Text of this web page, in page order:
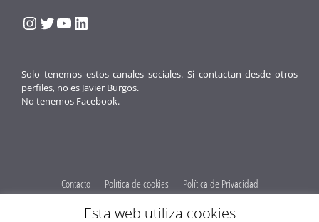
Instagram
Twitter
YouTube
LinkedIn
Solo tenemos estos canales sociales. Si contactan desde otros
perfiles, no es Javier Burgos.
No tenemos Facebook.
Contacto Política de cookies
Política de Privacidad
Obenus Servicios Digitales
Esta web utiliza cookies